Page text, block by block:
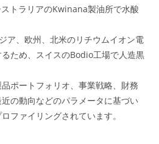
トラリアのKwinana製油所で水酸
ア、欧州、北米のリチウムイオン電
ため、スイスのBodio工場で人造黒
ポートフォリオ、事業戦略、財務
の動向などのパラメータに基づい
ファイリングされています。